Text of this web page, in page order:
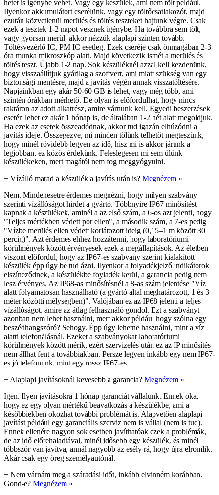
hetet is igénybe vehet. Vagy egy készülék, ami nem tölt például.
Ilyenkor akkumulátort cserélünk, vagy egy töltőcsatlakozót, majd
ezután közvetlenül merülés és töltés teszteket hajtunk végre. Csak
ezek a tesztek 1-2 napot vesznek igénybe. Ha továbbra sem tölt,
vagy gyorsan merül, akkor nézzük alaplapi szinten tovább.
Töltésvezérlő IC, PM IC esetleg. Ezek cseréje csak önmagában 2-3
óra munka mikroszkóp alatt. Majd következik ismét a merülés és
töltés teszt. Újabb 1-2 nap. Sok készüléknél azzal kell kezdenünk,
hogy visszaállítjuk gyárilag a szoftvert, ami miatt szükség van egy
biztonsági mentésre, majd a javítás végén annak visszatöltésére.
Napjainkban egy akár 50-60 GB is lehet, vagy még több, ami
szintén órákban mérhető. De olyan is előfordulhat, hogy nincs
raktáron az adott alkatrész, amire várnunk kell. Egyedi beszerzések
esetén lehet ez akár 1 hónap is, de általában 1-2 hét alatt megoldjuk.
Ha ezek az esetek összeadódnak, akkor tud igazán elhúzódni a
javítás ideje. Összegezve, mi minden tőlünk telhetőt megteszünk,
hogy minél rövidebb legyen az idő, hisz mi is akkor járunk a
legjobban, ez közös érdekünk. Feleslegesen mi sem ülünk
készülékeken, mert magától nem fog meggyógyulni.
+ Vízálló marad a készülék a javítás után is? Megnézem »
Nem. Mindenesetre érdemes megnézni, hogy milyen szabvány
szerinti vízállóságot hirdet a gyártó. Többnyire IP67 minősítést
kapnak a készülékek, aminél a az első szám, a 6-os azt jelenti, hogy
"Teljes mértékben védett por ellen", a második szám, a 7-es pedig
"Vízbe merülés ellen védett korlátozott ideig (0,15–1 m között 30
percig)". Azt érdemes ehhez hozzátenni, hogy laboratóriumi
körülmények között érvényesek ezek a megállapítások. Az életben
viszont előfordul, hogy az IP67-es szabvány szerint kialakított
készülék épp úgy be tud ázni. Ilyenkor a folyadékjelző indikátorok
elszíneződnek, a készülékbe foyladék kerül, a garancia pedig nem
lesz érvényes. Az IP68-as minősítésnél a 8-as szám jelentése "Víz
alatt folyamatosan használható (a gyártó által meghatározott, 1 és 3
méter közötti mélységben)". Valójában ez az IP68 jelenti a teljes
vízállóságot, amire az átlag felhasználó gondol. Ezt a szabványt
azonban nem lehet használni, mert akkor például hogy szólna egy
beszédhangszóró? Sehogy. Épp úgy lehetne használni, mint a víz
alatti telefonálásnál. Ezeket a szabványokat laboratóriumi
körülmények között mérik, ezért szervizelés után ez az IP minősítés
nem állhat fent a továbbiakban. Persze legyen inkább egy nem IP67-
es jó telefonunk, mint egy rossz IP67-es.
+ Alaplapi javításoknál kevesebb a garancia? Megnézem »
Igen. Ilyen javításokra 1 hónap garanciát vállalunk. Ennek oka,
hogy ez egy olyan mértékű beavatkozás a készülékbe, ami a
későbbiekben okozhat további problémát is. Alapvetően alaplapi
javítást például egy garanciális szerviz nem is vállal (nem is tud).
Ennek ellenére nagyon sok esetben javíthatóak ezek a problémák,
de az idő előrehaladtával, minél idősebb egy készülék, és minél
többször van javítva, annál nagyobb az esély rá, hogy újra elromlik.
Akár csak egy öreg személyautónál.
+ Nem várnám meg a száradási időt, inkább elvinném korábban.
Gond-e? Megnézem »